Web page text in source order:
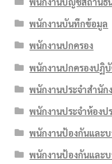
พนักงานบันทึกข้อมูล
พนักงานปกครอง
พนักงานปกครองปฏิ
พนักงานประจำสำนัก
พนักงานประจำห้องป
พนักงานป้องกันและบ
พนักงานป้องกันและ